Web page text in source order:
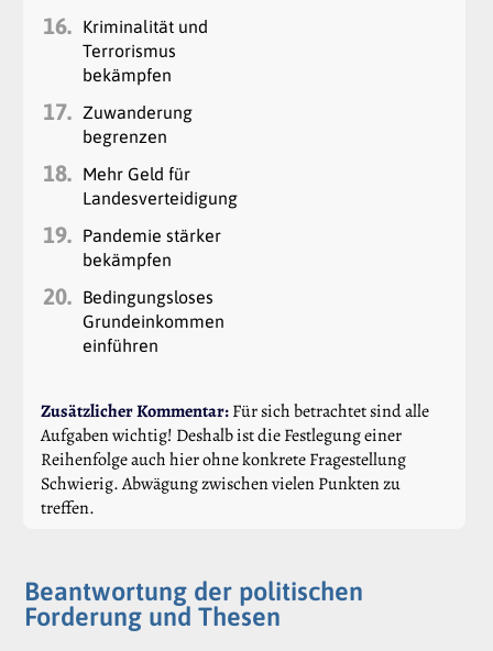
16.
Kriminalität und
Terrorismus
bekämpfen
17.
Zuwanderung
begrenzen
18.
Mehr Geld für
Landesverteidigung
19.
Pandemie stärker
bekämpfen
20.
Bedingungsloses
Grundeinkommen
einführen
Zusätzlicher Kommentar:Für sich betrachtet sind alle
Aufgaben wichtig! Deshalb ist die Festlegung einer
Reihenfolge auch hier ohne konkrete Fragestellung
Schwierig. Abwägung zwischen vielen Punkten zu
treffen.
Beantwortung der politischen
Forderung und Thesen